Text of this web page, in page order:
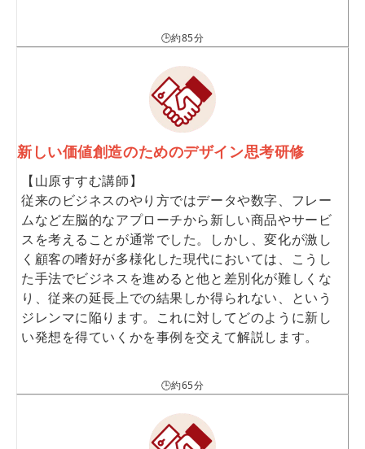
🕒約85分
新しい価値創造のためのデザイン思考研修
【山原すすむ講師】
従来のビジネスのやり方ではデータや数字、フレー
ムなど左脳的なアプローチから新しい商品やサービ
スを考えることが通常でした。しかし、変化が激し
く顧客の嗜好が多様化した現代においては、こうし
た手法でビジネスを進めると他と差別化が難しくな
り、従来の延長上での結果しか得られない、という
ジレンマに陥ります。これに対してどのように新し
い発想を得ていくかを事例を交えて解説します。
🕒約65分